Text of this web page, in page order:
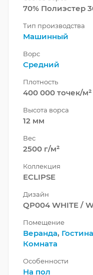
70% Полиэстер
Тип производства
Машинный
Ворс
Средний
Плотность
400 000 точек/м²
Высота ворса
12 мм
Вес
2500 г/м²
Коллекция
ECLIPSE
Дизайн
QP004 WHITE /
Помещение
Веранда,
Комната
Особенности
На пол